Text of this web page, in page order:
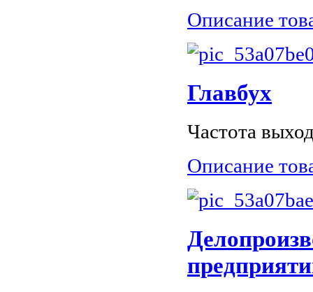
Описание
Главбух
Частота
Описание